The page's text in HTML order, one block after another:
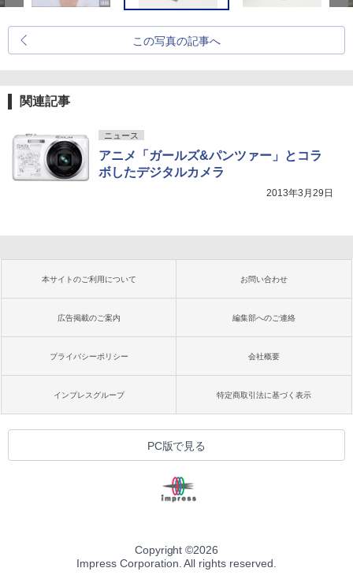
この写真の記事へ
関連記事
ニュース
アニメ「ガールズ&パンツァー」とコラ
ボしたデジタルカメラ
2013年3月29日
本サイトのご利用について お問い合わせ
広告掲載のご案内 編集部へのご連絡
プライバシーポリシー 会社概要
インプレスグループ 特定商取引法に基づく表示
PC版で見る
Copyright ©2026
Impress Corporation. All rights reserved.